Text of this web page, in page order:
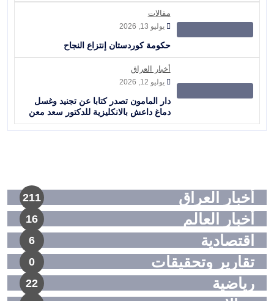
مقالات
يوليو 13, 2026
حكومة كوردستان إنتزاع النجاح
أخبار العراق
يوليو 12, 2026
دار المامون تصدر كتابا عن تجنيد وغسل
دماغ داعش بالانكليزية للدكتور سعد معن
أخبار العراق 211
أخبار العالم 16
اقتصادية 6
تقارير وتحقيقات 0
رياضية 22